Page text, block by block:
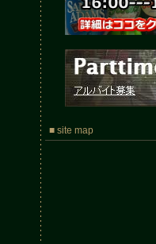
■ site map